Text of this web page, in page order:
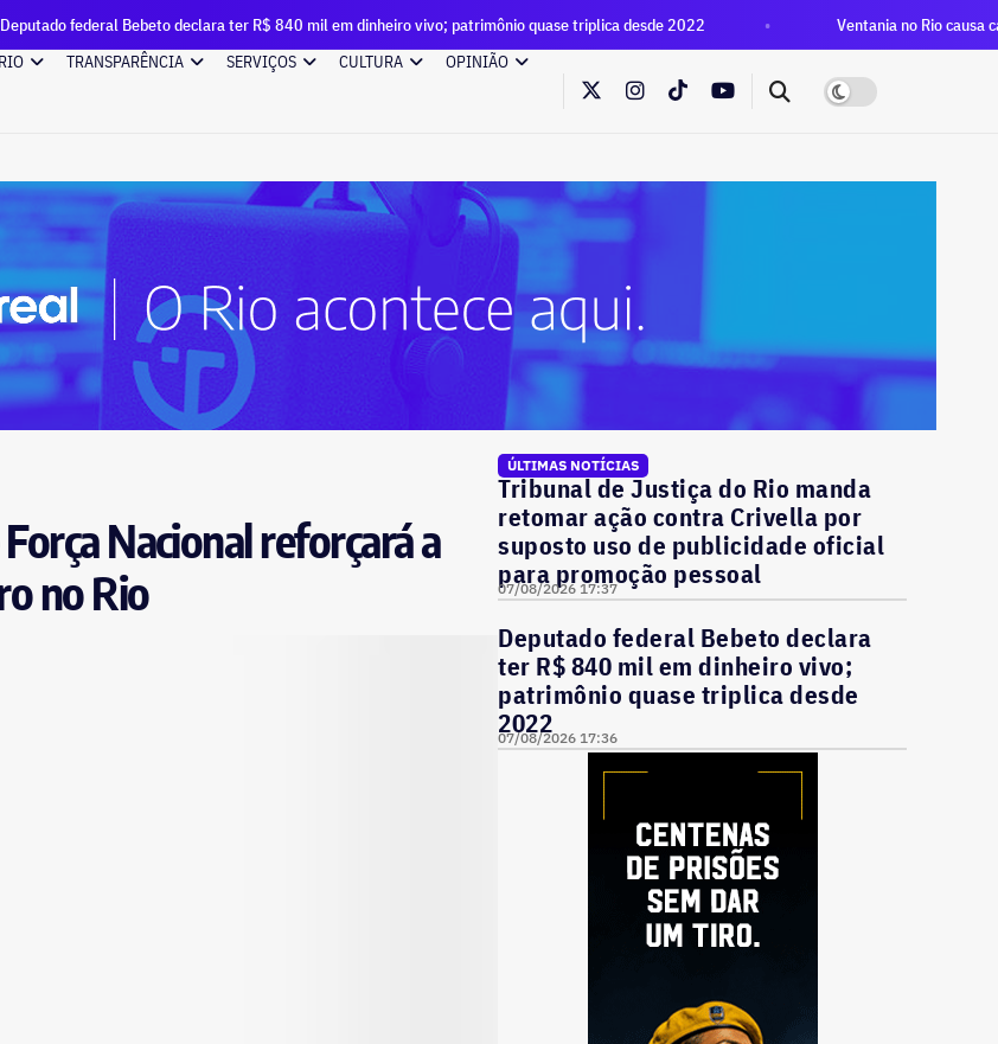
declara ter R$ 840 mil em dinheiro vivo; patrimônio quase triplica desde 2022
Ventania no Rio causa cancelamentos de
RIO TRANSPARÊNCIA SERVIÇOS CULTURA OPINIÃO
Nacional reforçará a
no Rio
ÚLTIMAS NOTÍCIAS
Tribunal de Justiça do Rio manda
retomar ação contra Crivella por
suposto uso de publicidade oficial
para promoção pessoal
07/08/2026 17:37
Deputado federal Bebeto declara
ter R$ 840 mil em dinheiro vivo;
patrimônio quase triplica desde
2022
07/08/2026 17:36